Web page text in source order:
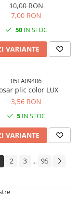
10,00 RON
7,00 RON
50IN STOC
VARIANTE
05FA09406
plic color LUX
3,56 RON
5 IN STOC
VARIANTE
2 3 ... 95